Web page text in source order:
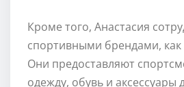
Кроме того, Анастасия
спортивными брендами, как
Они предоставляют
одежду, обувь и аксессуары